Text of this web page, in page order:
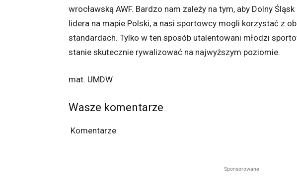
wrocławską AWF. Bardzo nam zależy na tym, aby Dolny
lidera na mapie Polski, a nasi sportowcy mogli korzystać z
standardach. Tylko w ten sposób utalentowani młodzi
stanie skutecznie rywalizować na najwyższym poziomie.
mat. UMDW
Wasze komentarze
Komentarze
Sponsorowane